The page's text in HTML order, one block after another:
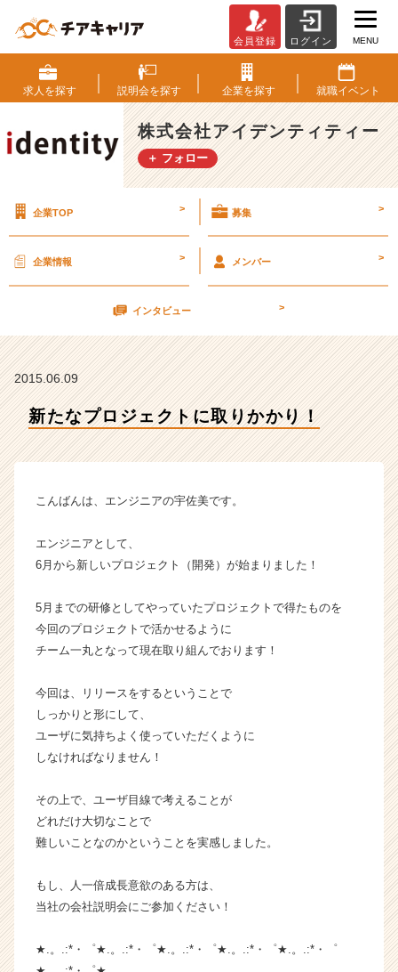
た
な
プ
ロ
ジ
ェ
取
か
り！
イ
ン
ィ
の
イ
ム
ラ
|
ン
チ
ー・
成
企
か
ら
カ
会員登録 ログイン MENU
求人を探す 説明会を探す 企業を探す 就職イベント
株式会社アイデンティティー
＋ フォロー
企業TOP > 募集 >
企業情報 > メンバー >
インタビュー >
2015.06.09
新たなプロジェクトに取りかかり！
こんばんは、エンジニアの宇佐美です。
エンジニアとして、
6月から新しいプロジェクト（開発）が始まりました！
5月までの研修としてやっていたプロジェクトで得たものを
今回のプロジェクトで活かせるように
チーム一丸となって現在取り組んでおります！
今回は、リリースをするということで
しっかりと形にして、
ユーザに気持ちよく使っていただくように
しなければなりません！
その上で、ユーザ目線で考えることが
どれだけ大切なことで
難しいことなのかということを実感しました。
もし、人一倍成長意欲のある方は、
当社の会社説明会にご参加ください！
★.。.:*・゜★.。.:*・゜★.。.:*・゜★.。.:*・゜★.。.:*・゜